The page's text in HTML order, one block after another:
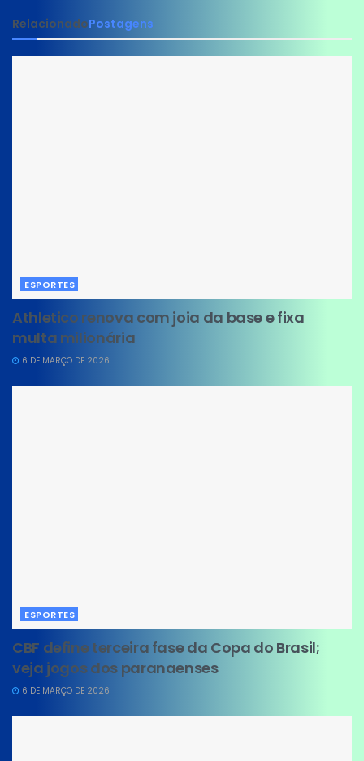
RelacionadoPostagens
ESPORTES
Athletico renova com joia da base e fixa
multa milionária
6 DE MARÇO DE 2026
ESPORTES
CBF define terceira fase da Copa do Brasil;
veja jogos dos paranaenses
6 DE MARÇO DE 2026